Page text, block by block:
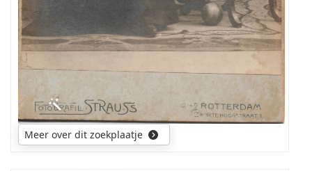
Meer over dit zoekplaatje